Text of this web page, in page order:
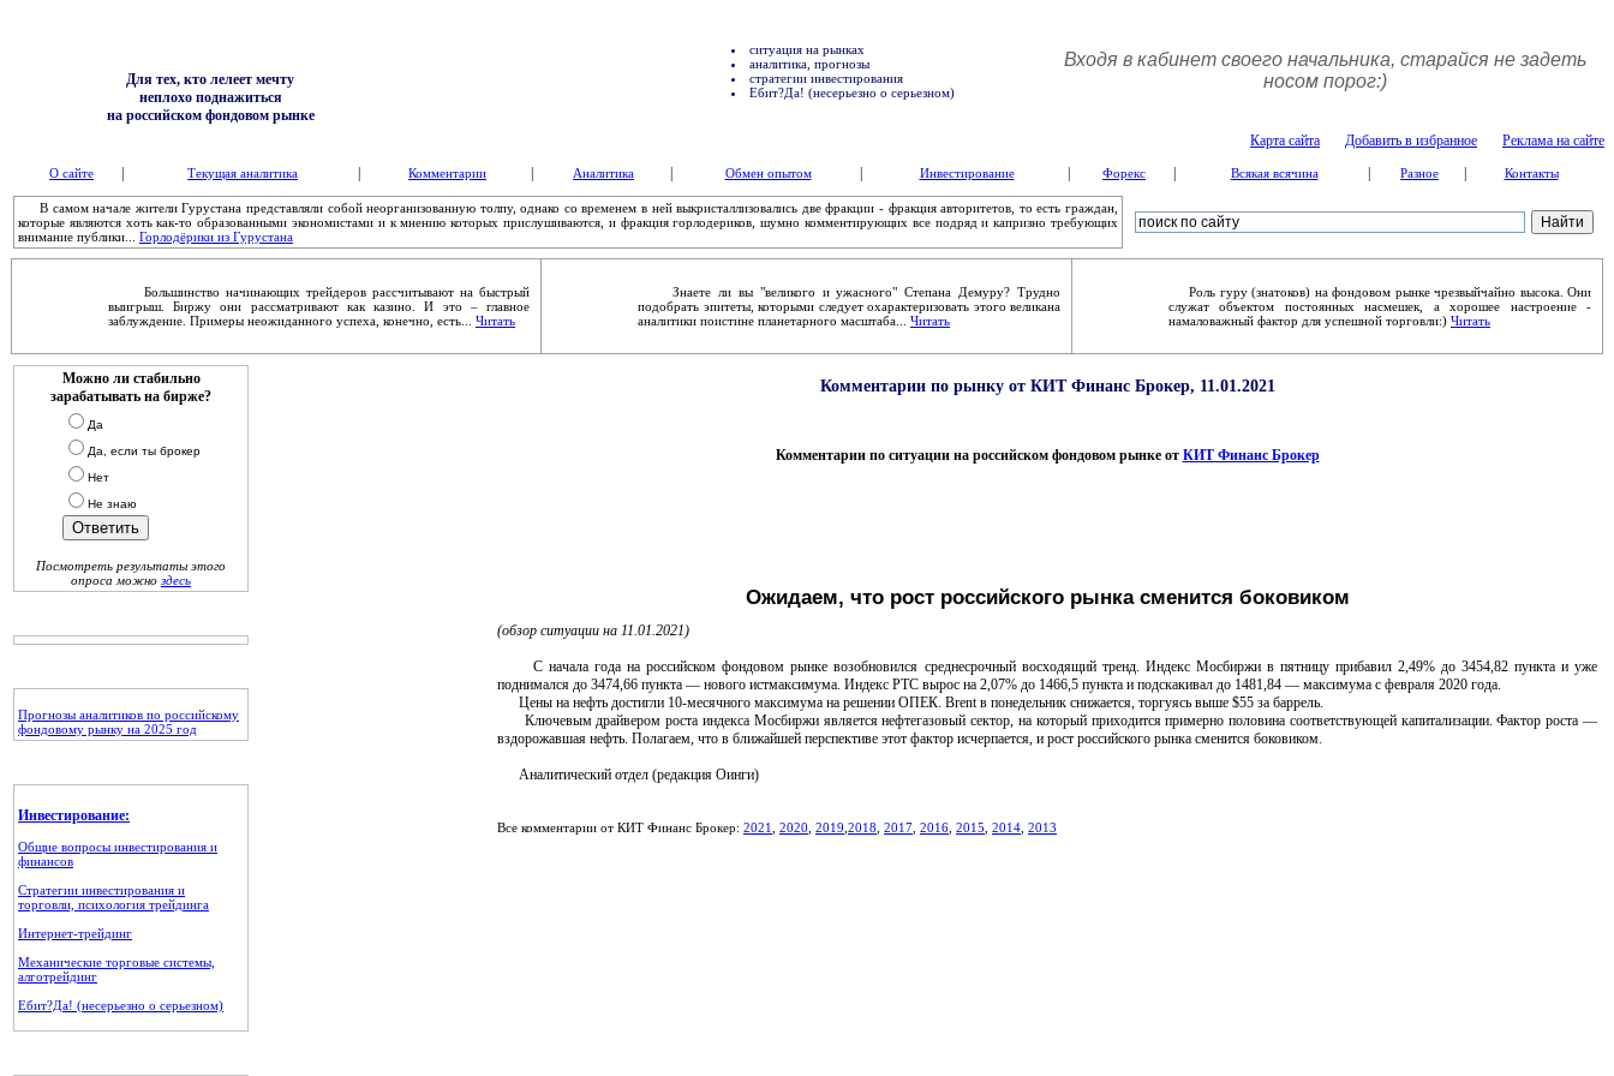
Для тех, кто лелеет мечту
неплохо поднажиться
на российском фондовом рынке
ситуация на рынках
аналитика, прогнозы
стратегии инвестирования
Ебит?Да! (несерьезно о серьезном)
Входя в кабинет своего начальника, старайся не задеть
носом порог:)
Карта сайта Добавить в избранное Реклама на сайте
О сайте Текущая аналитика Комментарии Аналитика Обмен опытом Инвестирование Форекс Всякая всячина Разное Контакты
В самом начале жители Гурустана представляли собой неорганизованную толпу, однако со временем в ней выкристаллизовались две фракции - фракция авторитетов, то есть граждан,
которые являются хоть как-то образованными экономистами и к мнению которых прислушиваются, и фракция горлодериков, шумно комментирующих все подряд и капризно требующих
внимание публики... Горлодёрики из Гурустана
Большинство начинающих трейдеров рассчитывают на быстрый
выигрыш. Биржу они рассматривают как казино. И это – главное
заблуждение. Примеры неожиданного успеха, конечно, есть... Читать
Знаете ли вы "великого и ужасного" Степана Демуру? Трудно
подобрать эпитеты, которыми следует охарактеризовать этого великана
аналитики поистине планетарного масштаба... Читать
Роль гуру (знатоков) на фондовом рынке чрезвыйчайно высока. Они
служат объектом постоянных насмешек, а хорошее настроение -
намаловажный фактор для успешной торговли:) Читать
Можно ли стабильно
зарабатывать на бирже?
Да
Да, если ты брокер
Нет
Не знаю
Посмотреть результаты этого
опроса можно здесь
Прогнозы аналитиков по российскому
фондовому рынку на 2025 год
Инвестирование:
Общие вопросы инвестирования и
финансов
Стратегии инвестирования и
торговли, психология трейдинга
Интернет-трейдинг
Механические торговые системы,
алготрейдинг
Ебит?Да! (несерьезно о серьезном)
Комментарии по рынку от КИТ Финанс Брокер, 11.01.2021
Комментарии по ситуации на российском фондовом рынке от КИТ Финанс Брокер
Ожидаем, что рост российского рынка сменится боковиком
(обзор ситуации на 11.01.2021)
С начала года на российском фондовом рынке возобновился среднесрочный восходящий тренд. Индекс Мосбиржи в пятницу прибавил 2,49% до 3454,82 пункта и уже
поднимался до 3474,66 пункта — нового истмаксимума. Индекс РТС вырос на 2,07% до 1466,5 пункта и подскакивал до 1481,84 — максимума с февраля 2020 года.
Цены на нефть достигли 10-месячного максимума на решении ОПЕК. Brent в понедельник снижается, торгуясь выше $55 за баррель.
Ключевым драйвером роста индекса Мосбиржи является нефтегазовый сектор, на который приходится примерно половина соответствующей капитализации. Фактор роста —
вздорожавшая нефть. Полагаем, что в ближайшей перспективе этот фактор исчерпается, и рост российского рынка сменится боковиком.
Аналитический отдел (редакция Оинги)
Все комментарии от КИТ Финанс Брокер: 2021 2020 2019 2018 2017 2016 2015 2014 2013